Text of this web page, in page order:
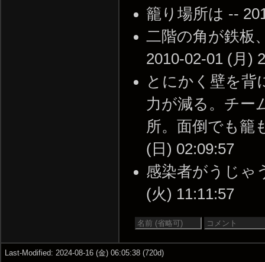
籠り場所は --
二階の角が鉄板
2010-02-01 (月)
とにかく壁を背
力が減る。チー
所。面倒でも籠
(日) 02:09:57
感染者がうじゃ
(火) 11:11:57
Last-Modified: 2024-08-16 (金) 06:05:38 (720d)